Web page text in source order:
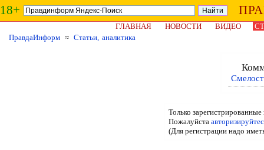
18+
ГЛАВНАЯ НОВОСТИ ВИДЕО
ПравдаИнформ ≈ Статьи, аналитика
Только
Пожалуйста
(Для регистрации надо